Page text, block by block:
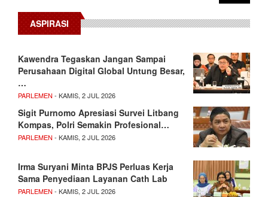
ASPIRASI
Kawendra Tegaskan Jangan Sampai
Perusahaan Digital Global Untung Besar,
…
PARLEMEN - KAMIS, 2 JUL 2026
Sigit Purnomo Apresiasi Survei Litbang
Kompas, Polri Semakin Profesional…
PARLEMEN - KAMIS, 2 JUL 2026
Irma Suryani Minta BPJS Perluas Kerja
Sama Penyediaan Layanan Cath Lab
PARLEMEN - KAMIS, 2 JUL 2026